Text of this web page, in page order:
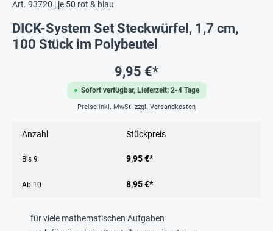
Art. 93720 | je 50 rot & blau
DICK-System Set Steckwürfel, 1,7 cm,
100 Stück im Polybeutel
Sofort verfügbar, Lieferzeit: 2-4 Tage
9,95 €*
Preise inkl. MwSt. zzgl. Versandkosten
Anzahl Stückpreis
Bis 9 9,95 €*
Ab 10 8,95 €*
für viele mathematischen Aufgaben